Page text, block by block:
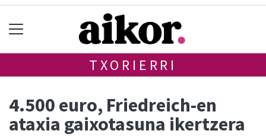
TXORIERRI
4.500 euro, Friedreich-en
ataxia gaixotasuna ikertzera